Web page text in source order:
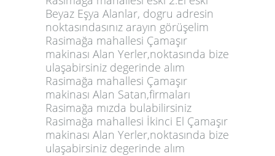
Beyaz Eşya Alanlar, dogru adresin
noktasındasınız arayın görüşelim
Rasimağa mahallesi Çamaşır
makinası Alan Yerler,noktasında bize
ulaşabirsiniz degerinde alım
Rasimağa mahallesi Çamaşır
makinası Alan Satan,firmaları
Rasimağa mızda bulabilirsiniz
Rasimağa mahallesi İkinci El Çamaşır
makinası Alan Yerler,noktasında bize
ulaşabirsiniz degerinde alım